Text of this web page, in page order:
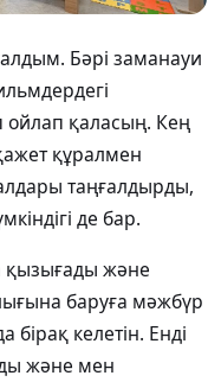
Бәрі заманауи
ойлап қаласың. Кең
құралмен
таңғалдырды,
де бар.
қызығады және
баруға мәжбүр
келетін. Енді
және мен